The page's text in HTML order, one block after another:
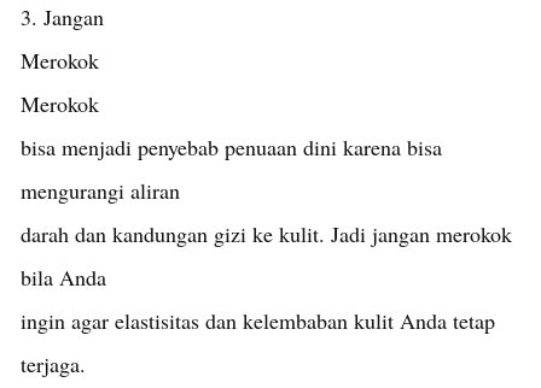
3. Jangan
Merokok
Merokok
bisa menjadi penyebab penuaan dini karena bisa
mengurangi aliran
darah dan kandungan gizi ke kulit. Jadi jangan merokok
bila Anda
ingin agar elastisitas dan kelembaban kulit Anda tetap
terjaga.